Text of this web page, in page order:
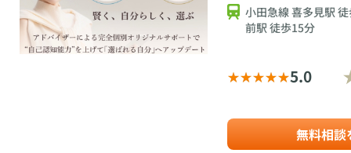
小田急線 喜多見駅
前駅 徒歩15分
5.0
無料相談